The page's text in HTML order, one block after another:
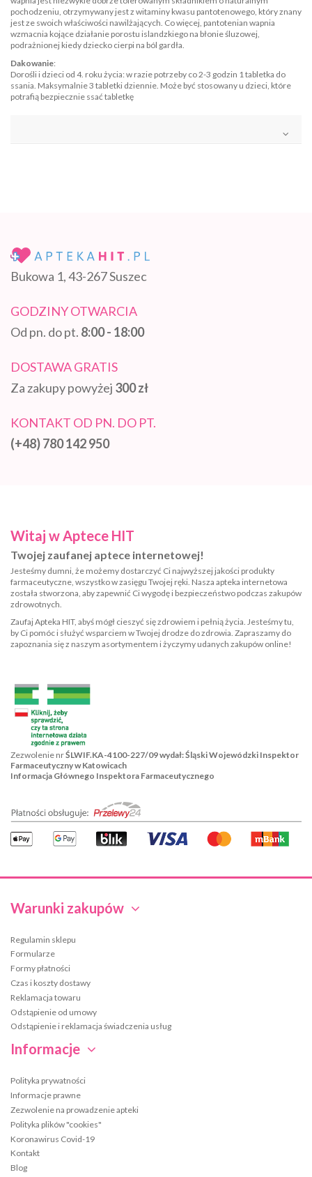
pochodzeniu, otrzymywany jest z witaminy kwasu pantotenowego, który znany
jest ze swoich właściwości nawilżających. Co więcej, pantotenian wapnia
wzmacnia kojące działanie porostu islandzkiego na błonie śluzowej,
podrażnionej kiedy dziecko cierpi na ból gardła.
Dakowanie:
Dorośli i dzieci od 4. roku życia: w razie potrzeby co 2-3 godzin 1 tabletka do
ssania. Maksymalnie 3 tabletki dziennie. Może być stosowany u dzieci, które
potrafią bezpiecznie ssać tabletkę
Bukowa 1, 43-267 Suszec
GODZINY OTWARCIA
Od pn. do pt. 8:00 - 18:00
DOSTAWA GRATIS
Za zakupy powyżej 300 zł
KONTAKT OD PN. DO PT.
(+48) 780 142 950
Warunki zakupów
Regulamin sklepu
Formularze
Formy płatności
Czas i koszty dostawy
Reklamacja towaru
Odstąpienie od umowy
Odstąpienie i reklamacja świadczenia usług
Informacje
Polityka prywatności
Informacje prawne
Zezwolenie na prowadzenie apteki
Polityka plików "cookies"
Koronawirus Covid-19
Kontakt
Blog
Witaj w Aptece HIT
Twojej zaufanej aptece internetowej!
Jesteśmy dumni, że możemy dostarczyć Ci najwyższej jakości produkty
farmaceutyczne, wszystko w zasięgu Twojej ręki. Nasza apteka internetowa
została stworzona, aby zapewnić Ci wygodę i bezpieczeństwo podczas zakupów
zdrowotnych.
Zaufaj Apteka HIT, abyś mógł cieszyć się zdrowiem i pełnią życia. Jesteśmy tu,
by Ci pomóc i służyć wsparciem w Twojej drodze do zdrowia. Zapraszamy do
zapoznania się z naszym asortymentem i życzymy udanych zakupów online!
Zezwolenie nrŚLWIF.KA-4100-227/09 wydał: Śląski Wojewódzki Inspektor
Farmaceutyczny w Katowicach
Informacja Głównego Inspektora Farmaceutycznego